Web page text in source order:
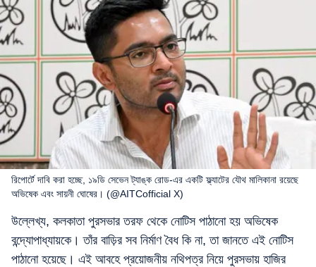
রিপোর্টে দাবি করা হচ্ছে, ১৯ডি সেভেন ট্যাঙ্ক রোড-এর একটি ফ্ল্যাটের যৌথ মালিকানা রয়েছে
অভিষেক এবং সায়নী ঘোষের। (@AITCofficial X)
উল্লেখ্য, কলকাতা পুরসভার তরফ থেকে নোটিস পাঠানো হয় অভিষেক
বন্দ্যোপাধ্যায়কে। তাঁর বাড়ির সব নির্মাণ বৈধ কি না, তা জানতে এই নোটিস
পাঠানো হয়েছে। এই আবহে প্রয়োজনীয় নথিপত্র নিয়ে পুরসভায় হাজির